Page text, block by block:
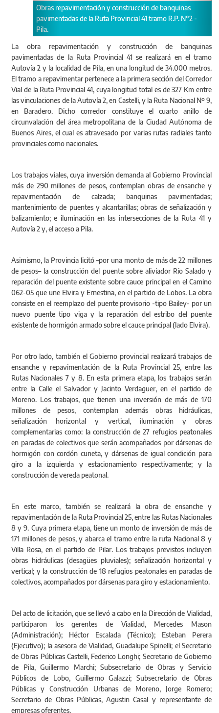
Autoridades de Vialidad en el acto de licitación.
La obra repavimentación y construcción de banquinas
pavimentadas de la Ruta Provincial 41 se realizará en el tramo
Autovía 2 y la localidad de Pila, en una longitud de 34.000 metros.
El tramo a repavimentar pertenece a la primera sección del Corredor
Vial de la Ruta Provincial 41, cuya longitud total es de 327 Km entre
las vinculaciones de la Autovía 2, en Castelli, y la Ruta Nacional Nº 9,
en Baradero. Dicho corredor constituye el cuarto anillo de
circunvalación del área metropolitana de la Ciudad Autónoma de
Buenos Aires, el cual es atravesado por varias rutas radiales tanto
provinciales como nacionales.
Los trabajos viales, cuya inversión demanda al Gobierno Provincial
más de 290 millones de pesos, contemplan obras de ensanche y
repavimentación de calzada; banquinas pavimentadas;
mantenimiento de puentes y alcantarillas; obras de señalización y
balizamiento; e iluminación en las intersecciones de la Ruta 41 y
Autovía 2 y, el acceso a Pila.
Asimismo, la Provincia licitó –por una monto de más de 22 millones
de pesos– la construcción del puente sobre aliviador Río Salado y
reparación del puente existente sobre cauce principal en el Camino
062-05 que une Elvira y Ernestina, en el partido de Lobos. La obra
consiste en el reemplazo del puente provisorio -tipo Bailey- por un
nuevo puente tipo viga y la reparación del estribo del puente
existente de hormigón armado sobre el cauce principal (lado Elvira).
Por otro lado, también el Gobierno provincial realizará trabajos de
ensanche y repavimentación de la Ruta Provincial 25, entre las
Rutas Nacionales 7 y 8. En esta primera etapa, los trabajos serán
entre la Calle el Salvador y Jacinto Verdaguer, en el partido de
Moreno. Los trabajos, que tienen una inversión de más de 170
millones de pesos, contemplan además obras hidráulicas,
señalización horizontal y vertical, iluminación y obras
complementarias como: la construcción de 27 refugios peatonales
en paradas de colectivos que serán acompañados por dársenas de
hormigón con cordón cuneta, y dársenas de igual condición para
giro a la izquierda y estacionamiento respectivamente; y la
construcción de vereda peatonal.
En este marco, también se realizará la obra de ensanche y
repavimentación de la Ruta Provincial 25, entre las Rutas Nacionales
8 y 9. Cuya primera etapa, tiene un monto de inversión de más de
171 millones de pesos, y abarca el tramo entre la ruta Nacional 8 y
Villa Rosa, en el partido de Pilar. Los trabajos previstos incluyen
obras hidráulicas (desagües pluviales); señalización horizontal y
vertical; y la construcción de 18 refugios peatonales en paradas de
colectivos, acompañados por dársenas para giro y estacionamiento.
Del acto de licitación, que se llevó a cabo en la Dirección de Vialidad,
participaron los gerentes de Vialidad, Mercedes Mason
(Administración); Héctor Escalada (Técnico); Esteban Perera
(Ejecutivo); la asesora de Vialidad, Guadalupe Spinelli; el Secretario
de Obras Públicas Castelli, Federico Longhi; Secretario de Gobierno
de Pila, Guillermo Marchi; Subsecretario de Obras y Servicio
Públicos de Lobo, Guillermo Galazzi; Subsecretario de Obras
Públicas y Construcción Urbanas de Moreno, Jorge Romero;
Secretario de Obras Públicas, Agustin Casal y representante de
empresas oferentes.